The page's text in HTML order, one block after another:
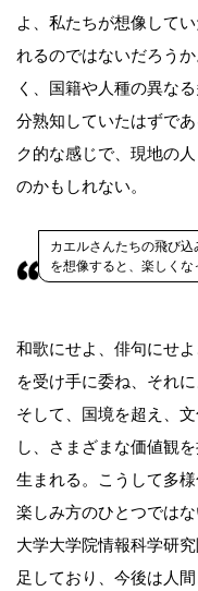
よ、私たちが想像して
れるのではないだろう
く、国籍や人種の異な
分熟知していたはずで
ク的な感じで、現地の
のかもしれない。
カエルさんたちの飛び
を想像すると、楽しく
和歌にせよ、俳句にせ
を受け手に委ね、それ
そして、国境を超え、
し、さまざまな価値観
生まれる。こうして多
楽しみ方のひとつでは
大学大学院情報科学研
足しており、今後は人